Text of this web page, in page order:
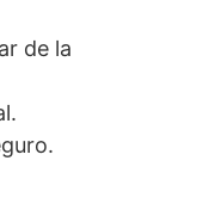
de la